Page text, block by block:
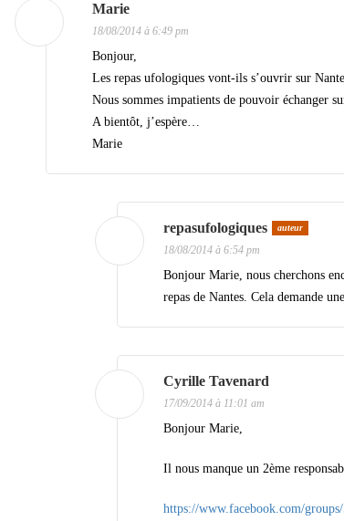
Marie
18/08/2014 à 6:49 pm
Bonjour,
Les repas ufologiques vont-ils s’ouvrir sur
Nous sommes impatients de pouvoir échanger
A bientôt, j’espère…
Marie
repasufologiques auteur
18/08/2014 à 6:54 pm
Bonjour Marie, nous cherchons
repas de Nantes. Cela demande
Cyrille Tavenard
17/09/2014 à 11:01 am
Bonjour Marie,
Il nous manque un 2ème
https://www.facebook.com/